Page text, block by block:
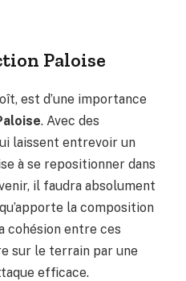
Paloise
est d’une importance
. Avec des
laissent entrevoir un
à se repositionner dans
il faudra absolument
la composition
cohésion entre ces
sur le terrain par une
efficace.